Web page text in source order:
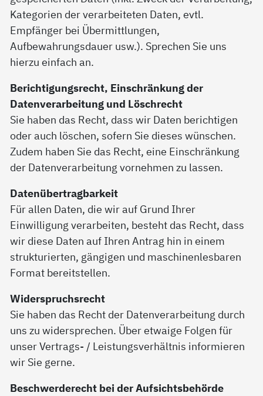
Kategorien der verarbeiteten Daten, evtl.
Empfänger bei Übermittlungen,
Aufbewahrungsdauer usw.). Sprechen Sie uns
hierzu einfach an.
Berichtigungsrecht, Einschränkung der
Datenverarbeitung und Löschrecht
Sie haben das Recht, dass wir Daten berichtigen
oder auch löschen, sofern Sie dieses wünschen.
Zudem haben Sie das Recht, eine Einschränkung
der Datenverarbeitung vornehmen zu lassen.
Datenübertragbarkeit
Für allen Daten, die wir auf Grund Ihrer
Einwilligung verarbeiten, besteht das Recht, dass
wir diese Daten auf Ihren Antrag hin in einem
strukturierten, gängigen und maschinenlesbaren
Format bereitstellen.
Widerspruchsrecht
Sie haben das Recht der Datenverarbeitung durch
uns zu widersprechen. Über etwaige Folgen für
unser Vertrags- / Leistungsverhältnis informieren
wir Sie gerne.
Beschwerderecht bei der Aufsichtsbehörde